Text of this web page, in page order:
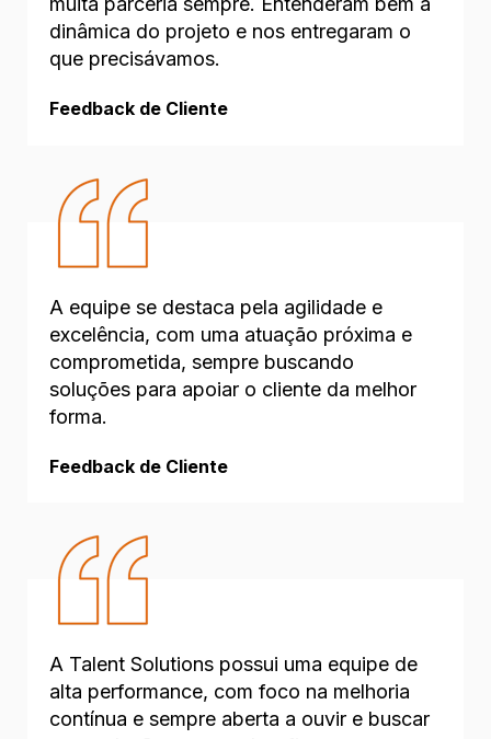
dinâmica do projeto e nos entregaram o
que precisávamos.
Feedback de Cliente
A equipe se destaca pela agilidade e
excelência, com uma atuação próxima e
comprometida, sempre buscando
soluções para apoiar o cliente da melhor
forma.
Feedback de Cliente
A Talent Solutions possui uma equipe de
alta performance, com foco na melhoria
contínua e sempre aberta a ouvir e buscar